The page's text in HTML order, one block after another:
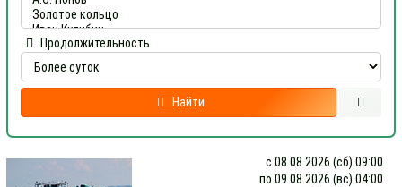
Продолжительность
Найти
с 08.08.2026 (сб) 09:00
по 09.08.2026 (вс) 04:00